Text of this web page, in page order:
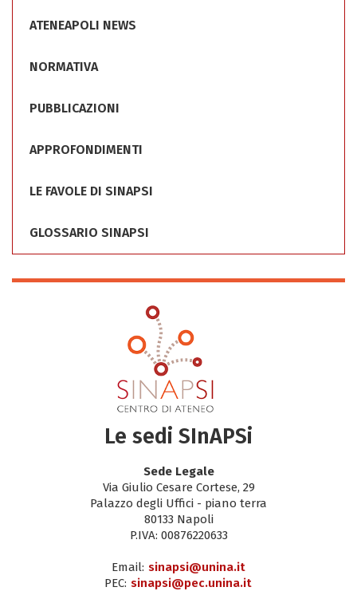
ATENEAPOLI NEWS
NORMATIVA
PUBBLICAZIONI
APPROFONDIMENTI
LE FAVOLE DI SINAPSI
GLOSSARIO SINAPSI
Le sedi SInAPSi
Sede Legale
Via Giulio Cesare Cortese, 29
Palazzo degli Uffici - piano terra
80133 Napoli
P.IVA: 00876220633
Email: sinapsi@unina.it
PEC: sinapsi@pec.unina.it